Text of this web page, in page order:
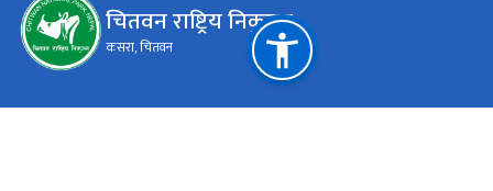
चितवन राष्ट्रिय निकुञ्‍ज
कसरा, चितवन